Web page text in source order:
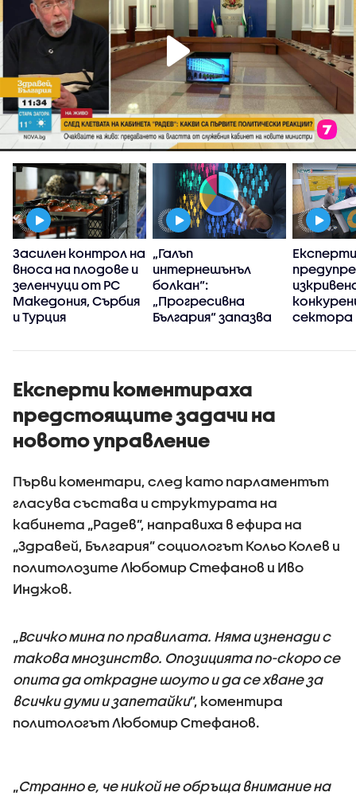
Засилен контрол на
вноса на плодове и
зеленчуци от РС
Македония, Сърбия
и Турция
„Галъп
интернешънъл
болкан“:
„Прогресивна
България“ запазва
доверие през
Експерти
сектора
Експерти коментираха
предстоящите задачи на
новото управление
Първи коментари, след като парламентът
гласува състава и структурата на
кабинета „Радев”, направиха в ефира на
„Здравей, България” социологът Кольо Колев и
политолозите Любомир Стефанов и Иво
Инджов.
„Всичко мина по правилата. Няма изненади с
такова мнозинство. Опозицията по-скоро се
опита да открадне шоуто и да се хване за
всички думи и запетайки”, коментира
политологът Любомир Стефанов.
„Странно е, че никой не обръща внимание на